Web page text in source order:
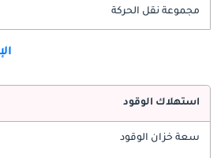
مجموعة نقل الحركة
استهلاك الوقود
سعة خزان الوقود